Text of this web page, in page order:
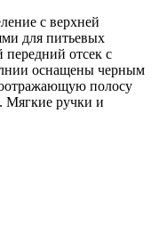
с верхней
для питьевых
отсек с
оснащены черным
полосу
Мягкие ручки и